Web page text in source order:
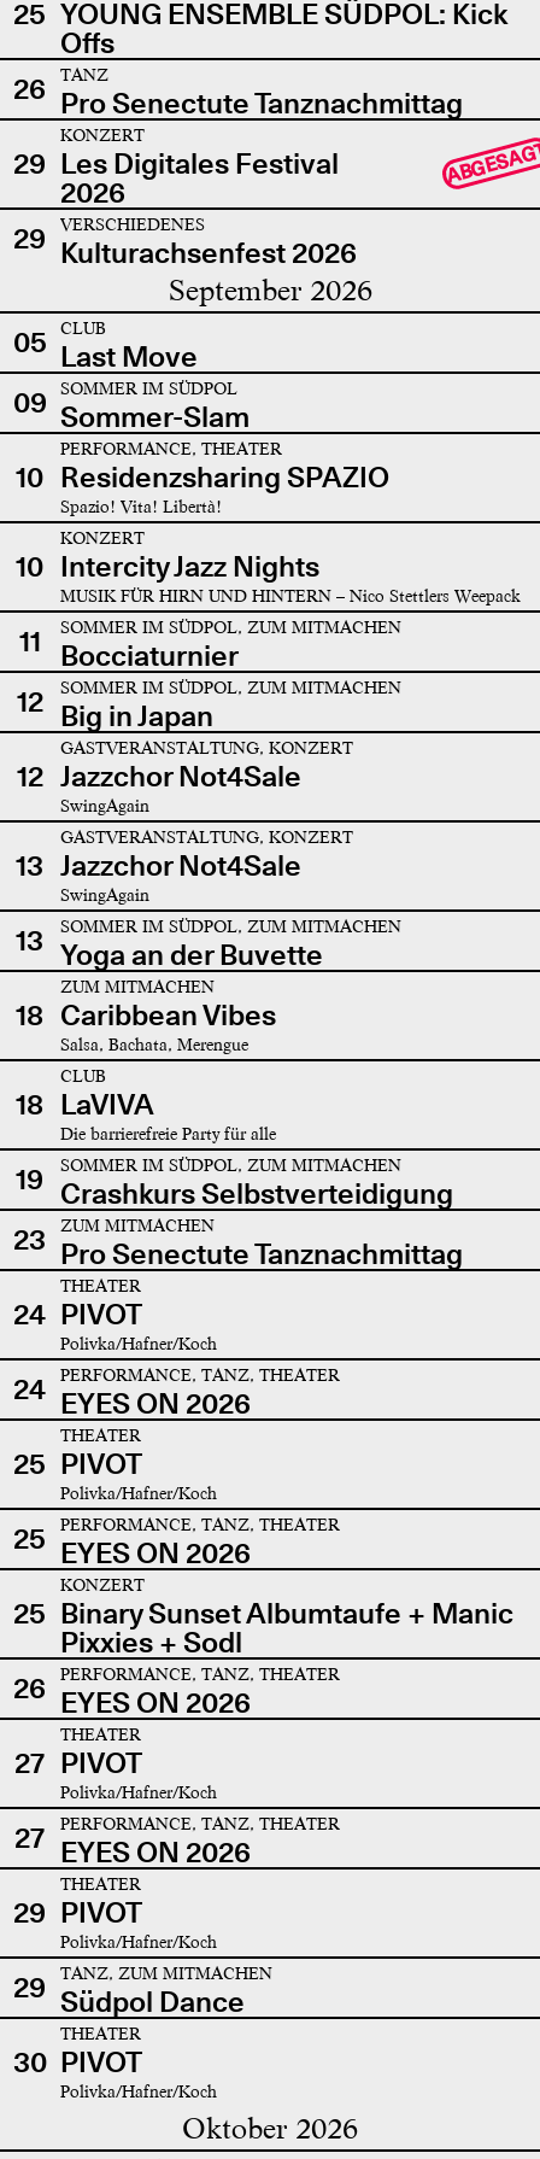
25 YOUNG ENSEMBLE SÜDPOL: Kick
Offs
26
TANZ
Pro Senectute Tanznachmittag
29
KONZERT
Les Digitales Festival
2026
29 VERSCHIEDENES
Kulturachsenfest 2026
September 2026
05 CLUB
Last Move
09
SOMMER IM SÜDPOL
Sommer-Slam
10
PERFORMANCE, THEATER
Residenzsharing SPAZIO
Spazio! Vita! Libertà!
10
KONZERT
Intercity Jazz Nights
MUSIK FÜR HIRN UND HINTERN – Nico Stettlers Weepack
11 SOMMER IM SÜDPOL, ZUM MITMACHEN
Bocciaturnier
12
SOMMER IM SÜDPOL, ZUM MITMACHEN
Big in Japan
12
GASTVERANSTALTUNG, KONZERT
Jazzchor Not4Sale
SwingAgain
13
GASTVERANSTALTUNG, KONZERT
Jazzchor Not4Sale
SwingAgain
13 SOMMER IM SÜDPOL, ZUM MITMACHEN
Yoga an der Buvette
18
ZUM MITMACHEN
Caribbean Vibes
Salsa, Bachata, Merengue
18
CLUB
LaVIVA
Die barrierefreie Party für alle
19 SOMMER IM SÜDPOL, ZUM MITMACHEN
Crashkurs Selbstverteidigung
23
ZUM MITMACHEN
Pro Senectute Tanznachmittag
24
THEATER
PIVOT
Polivka/Hafner/Koch
24 PERFORMANCE, TANZ, THEATER
EYES ON 2026
25
THEATER
PIVOT
Polivka/Hafner/Koch
25 PERFORMANCE, TANZ, THEATER
EYES ON 2026
25
KONZERT
Binary Sunset Albumtaufe + Manic
Pixxies + Sodl
26
PERFORMANCE, TANZ, THEATER
EYES ON 2026
27
THEATER
PIVOT
Polivka/Hafner/Koch
27 PERFORMANCE, TANZ, THEATER
EYES ON 2026
29
THEATER
PIVOT
Polivka/Hafner/Koch
29 TANZ, ZUM MITMACHEN
Südpol Dance
30
THEATER
PIVOT
Polivka/Hafner/Koch
Oktober 2026